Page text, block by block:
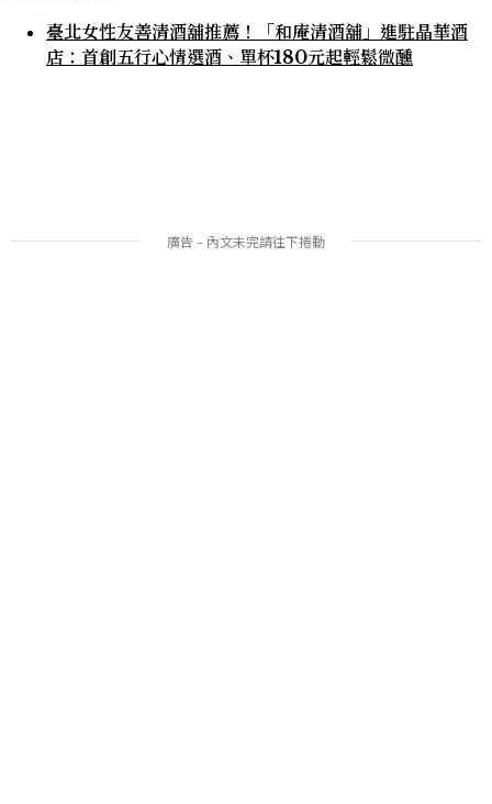
臺北女性友善清酒舖推薦！「和庵清酒舖」進駐晶華酒
店：首創五行心情選酒、單杯180元起輕鬆微醺